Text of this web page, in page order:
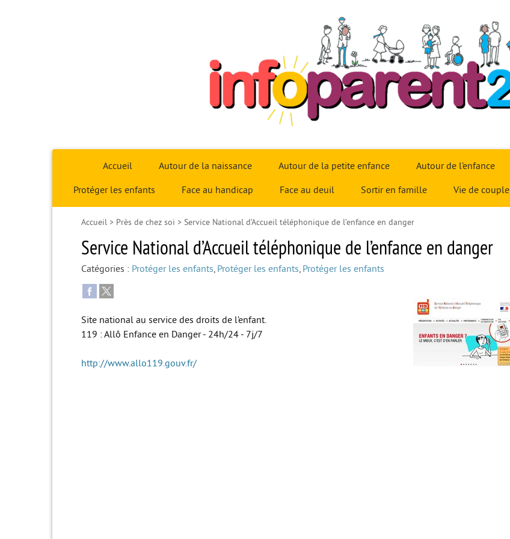
Infoparent29
Accueil Autour de la naissance Autour de la petite enfance Autour de l’enfance
Protéger les enfants Face au handicap Face au deuil Sortir en famille Vie de couple
Accueil > Près de chez soi > Service National d’Accueil téléphonique de l’enfance en danger
Service National d’Accueil téléphonique de l’enfance en danger
Catégories : Protéger les enfants, Protéger les enfants, Protéger les enfants
Site national au service des droits de l’enfant.
119 : Allô Enfance en Danger - 24h/24 - 7j/7
http://www.allo119.gouv.fr/